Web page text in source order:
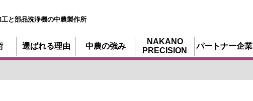
と部品洗浄機の中農製作所
選ばれる理由 中農の強み
NAKANO
PRECISION
パートナー企業